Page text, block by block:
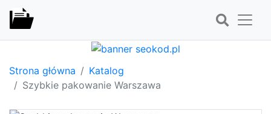
Strona główna
Katalog
Szybkie pakowanie Warszawa